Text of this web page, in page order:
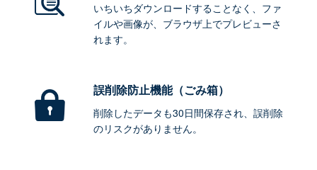
いちいちダウンロードすることなく、ファ
イルや画像が、ブラウザ上でプレビューさ
れます。
誤削除防止機能（ごみ箱）
削除したデータも30日間保存され、誤削除
のリスクがありません。